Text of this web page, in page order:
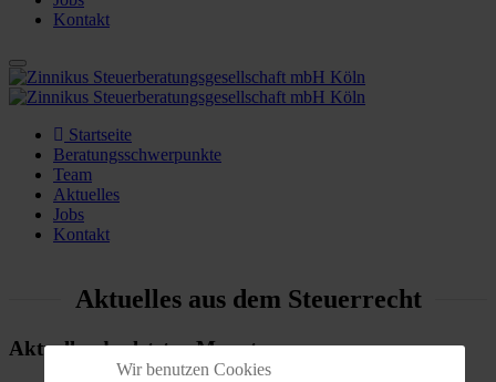
Kontakt
Startseite
Beratungsschwerpunkte
Team
Aktuelles
Jobs
Kontakt
Aktuelles aus dem Steuerrecht
Aktuelles der letzten Monate
Wir benutzen Cookies